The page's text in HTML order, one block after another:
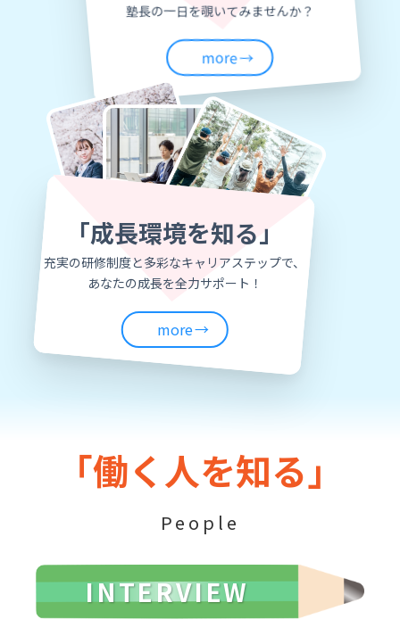
塾長の一日を覗いてみませんか？
more
「成長環境を知る」
充実の研修制度と多彩なキャリアステップで、
あなたの成長を全力サポート！
more
「働く人を知る」
People
INTERVIEW